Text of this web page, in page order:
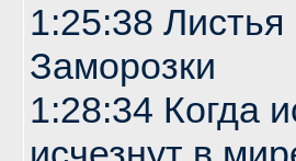
1:25:38
Заморозки
1:28:34 Когда